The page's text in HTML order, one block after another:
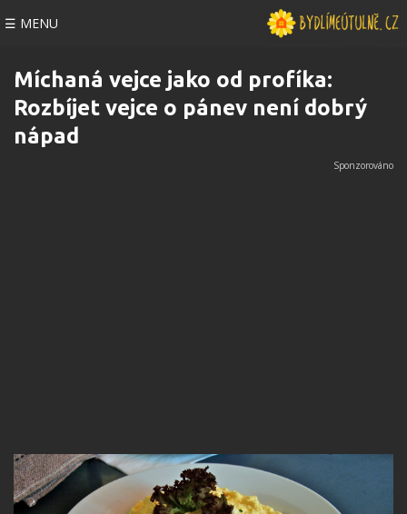
☰ MENU
Míchaná vejce jako od profíka:
Rozbíjet vejce o pánev není dobrý
nápad